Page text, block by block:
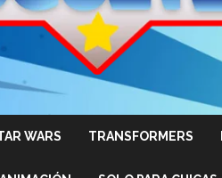
WARS TRANSFORMERS